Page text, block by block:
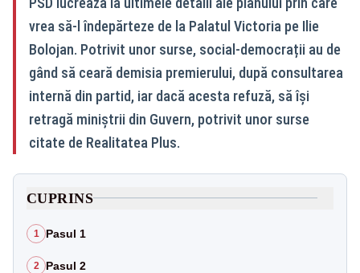
vrea să-l îndepărteze de la Palatul Victoria pe Ilie
Bolojan. Potrivit unor surse, social-democrații au de
gând să ceară demisia premierului, după consultarea
internă din partid, iar dacă acesta refuză, să își
retragă miniștrii din Guvern, potrivit unor surse
citate de Realitatea Plus.
CUPRINS
1 Pasul 1
2 Pasul 2